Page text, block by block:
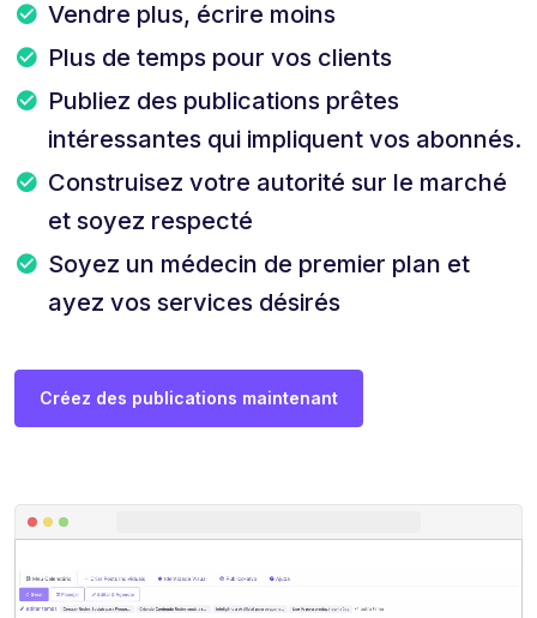
Vendre plus, écrire moins
Plus de temps pour vos clients
Publiez des publications prêtes
intéressantes qui impliquent vos abonnés.
Construisez votre autorité sur le marché
et soyez respecté
Soyez un médecin de premier plan et
ayez vos services désirés
Créez des publications maintenant